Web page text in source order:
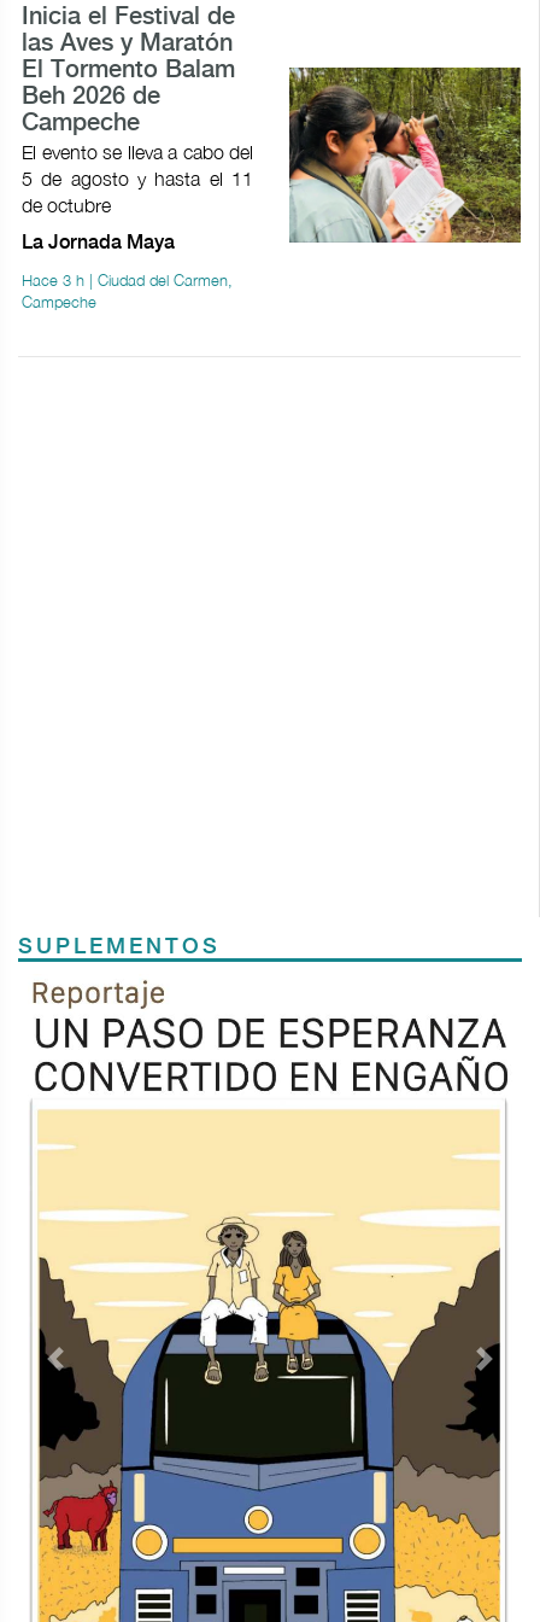
Inicia el Festival de
las Aves y Maratón
El Tormento Balam
Beh 2026 de
Campeche
El evento se lleva a cabo del
5 de agosto y hasta el 11
de octubre
La Jornada Maya
Hace 3 h | Ciudad del Carmen,
Campeche
SUPLEMENTOS
Previous Next